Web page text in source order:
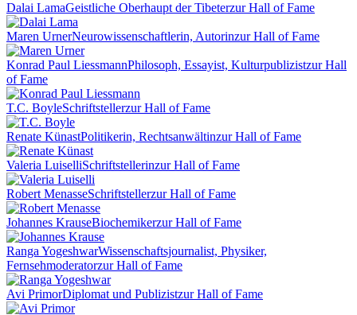
Dalai LamaGeistliche Oberhaupt der Tibeterzur Hall of Fame
Maren UrnerNeurowissenschaftlerin, Autorinzur Hall of Fame
Konrad Paul LiessmannPhilosoph, Essayist, Kulturpublizistzur Hall
of Fame
T.C. BoyleSchriftstellerzur Hall of Fame
Renate KünastPolitikerin, Rechtsanwältinzur Hall of Fame
Valeria LuiselliSchriftstellerinzur Hall of Fame
Robert MenasseSchriftstellerzur Hall of Fame
Johannes KrauseBiochemikerzur Hall of Fame
Ranga YogeshwarWissenschaftsjournalist, Physiker,
Fernsehmoderatorzur Hall of Fame
Avi PrimorDiplomat und Publizistzur Hall of Fame